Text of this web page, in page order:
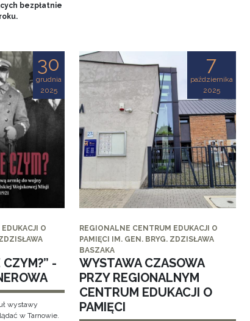
bezpłatnie
30
grudnia
2025
O
-
wystawy
w Tarnowie.
7
października
2025
REGIONALNE CENTRUM EDUKACJI O
PAMIĘCI IM. GEN. BRYG. ZDZISŁAWA
BASZAKA
WYSTAWA CZASOWA
PRZY REGIONALNYM
CENTRUM EDUKACJI O
PAMIĘCI